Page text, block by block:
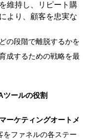
維持し、リピート購
より、顧客を忠実な
の段階で離脱するかを
成するための戦略を最
ツールの役割
マーケティングオートメ
をファネルの各ステー